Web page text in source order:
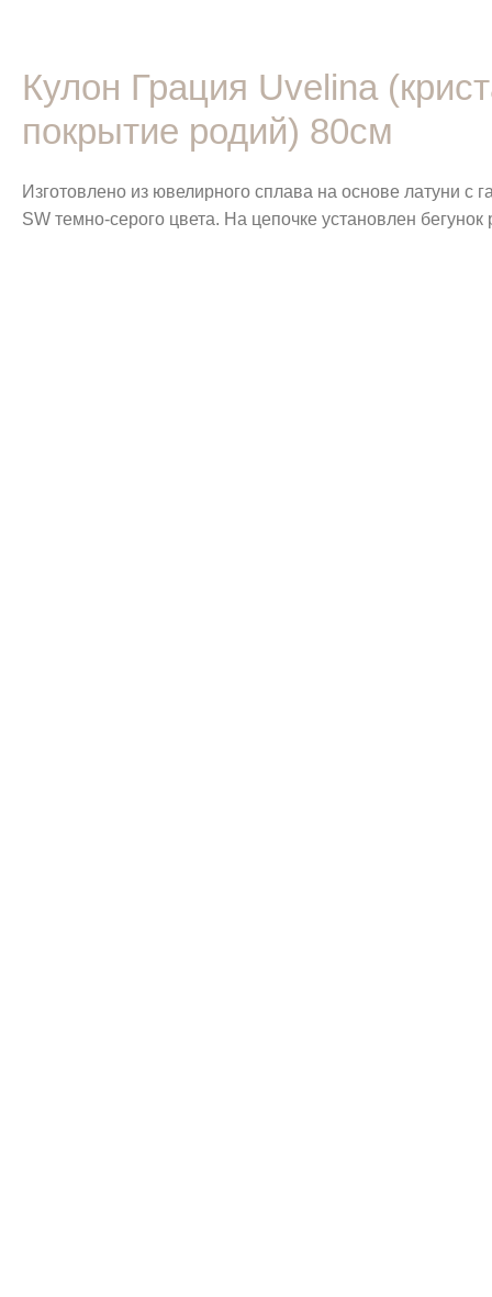
Кулон Грация Uvelina
покрытие родий) 80см
Изготовлено из ювелирного сплава на основе латуни
SW темно-серого цвета. На цепочке установлен